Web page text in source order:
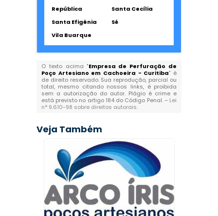
República
Santa Cecília
Santa Efigênia
Sé
Vila Buarque
O texto acima "Empresa de Perfuração de
Poço Artesiano em Cachoeira - Curitiba" é
de direito reservado. Sua reprodução, parcial ou
total, mesmo citando nossos links, é proibida
sem a autorização do autor. Plágio é crime e
está previsto no artigo 184 do Código Penal. – Lei
n° 9.610-98 sobre direitos autorais.
Veja Também